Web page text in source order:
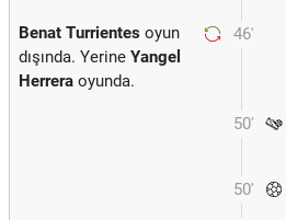
46'
Benat Turrientes oyun
dışında. Yerine Yangel
Herrera oyunda.
50'
50'